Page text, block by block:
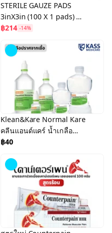
STERILE GAUZE PADS
3inX3in (100 X 1 pads) ผ้า
ก๊อซแบบแผ่น ผ้าก๊อซปิด
฿214 -14%
Klean&Kare Normal Kare
คลีนแอนด์แคร์ น้ำเกลือ
ปราศจากเชื้อสำหรับใช้
฿40